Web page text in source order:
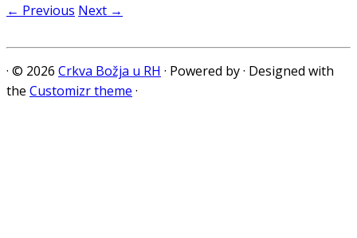
← Previous Next →
· © 2026 Crkva Božja u RH · Powered by· Designed with
the Customizr theme ·